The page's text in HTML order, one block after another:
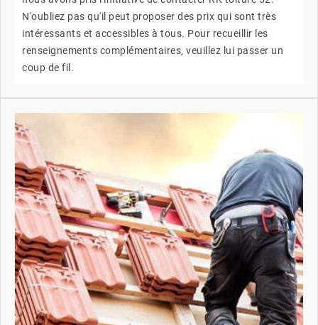
N'oubliez pas qu'il peut proposer des prix qui sont très
intéressants et accessibles à tous. Pour recueillir les
renseignements complémentaires, veuillez lui passer un
coup de fil.